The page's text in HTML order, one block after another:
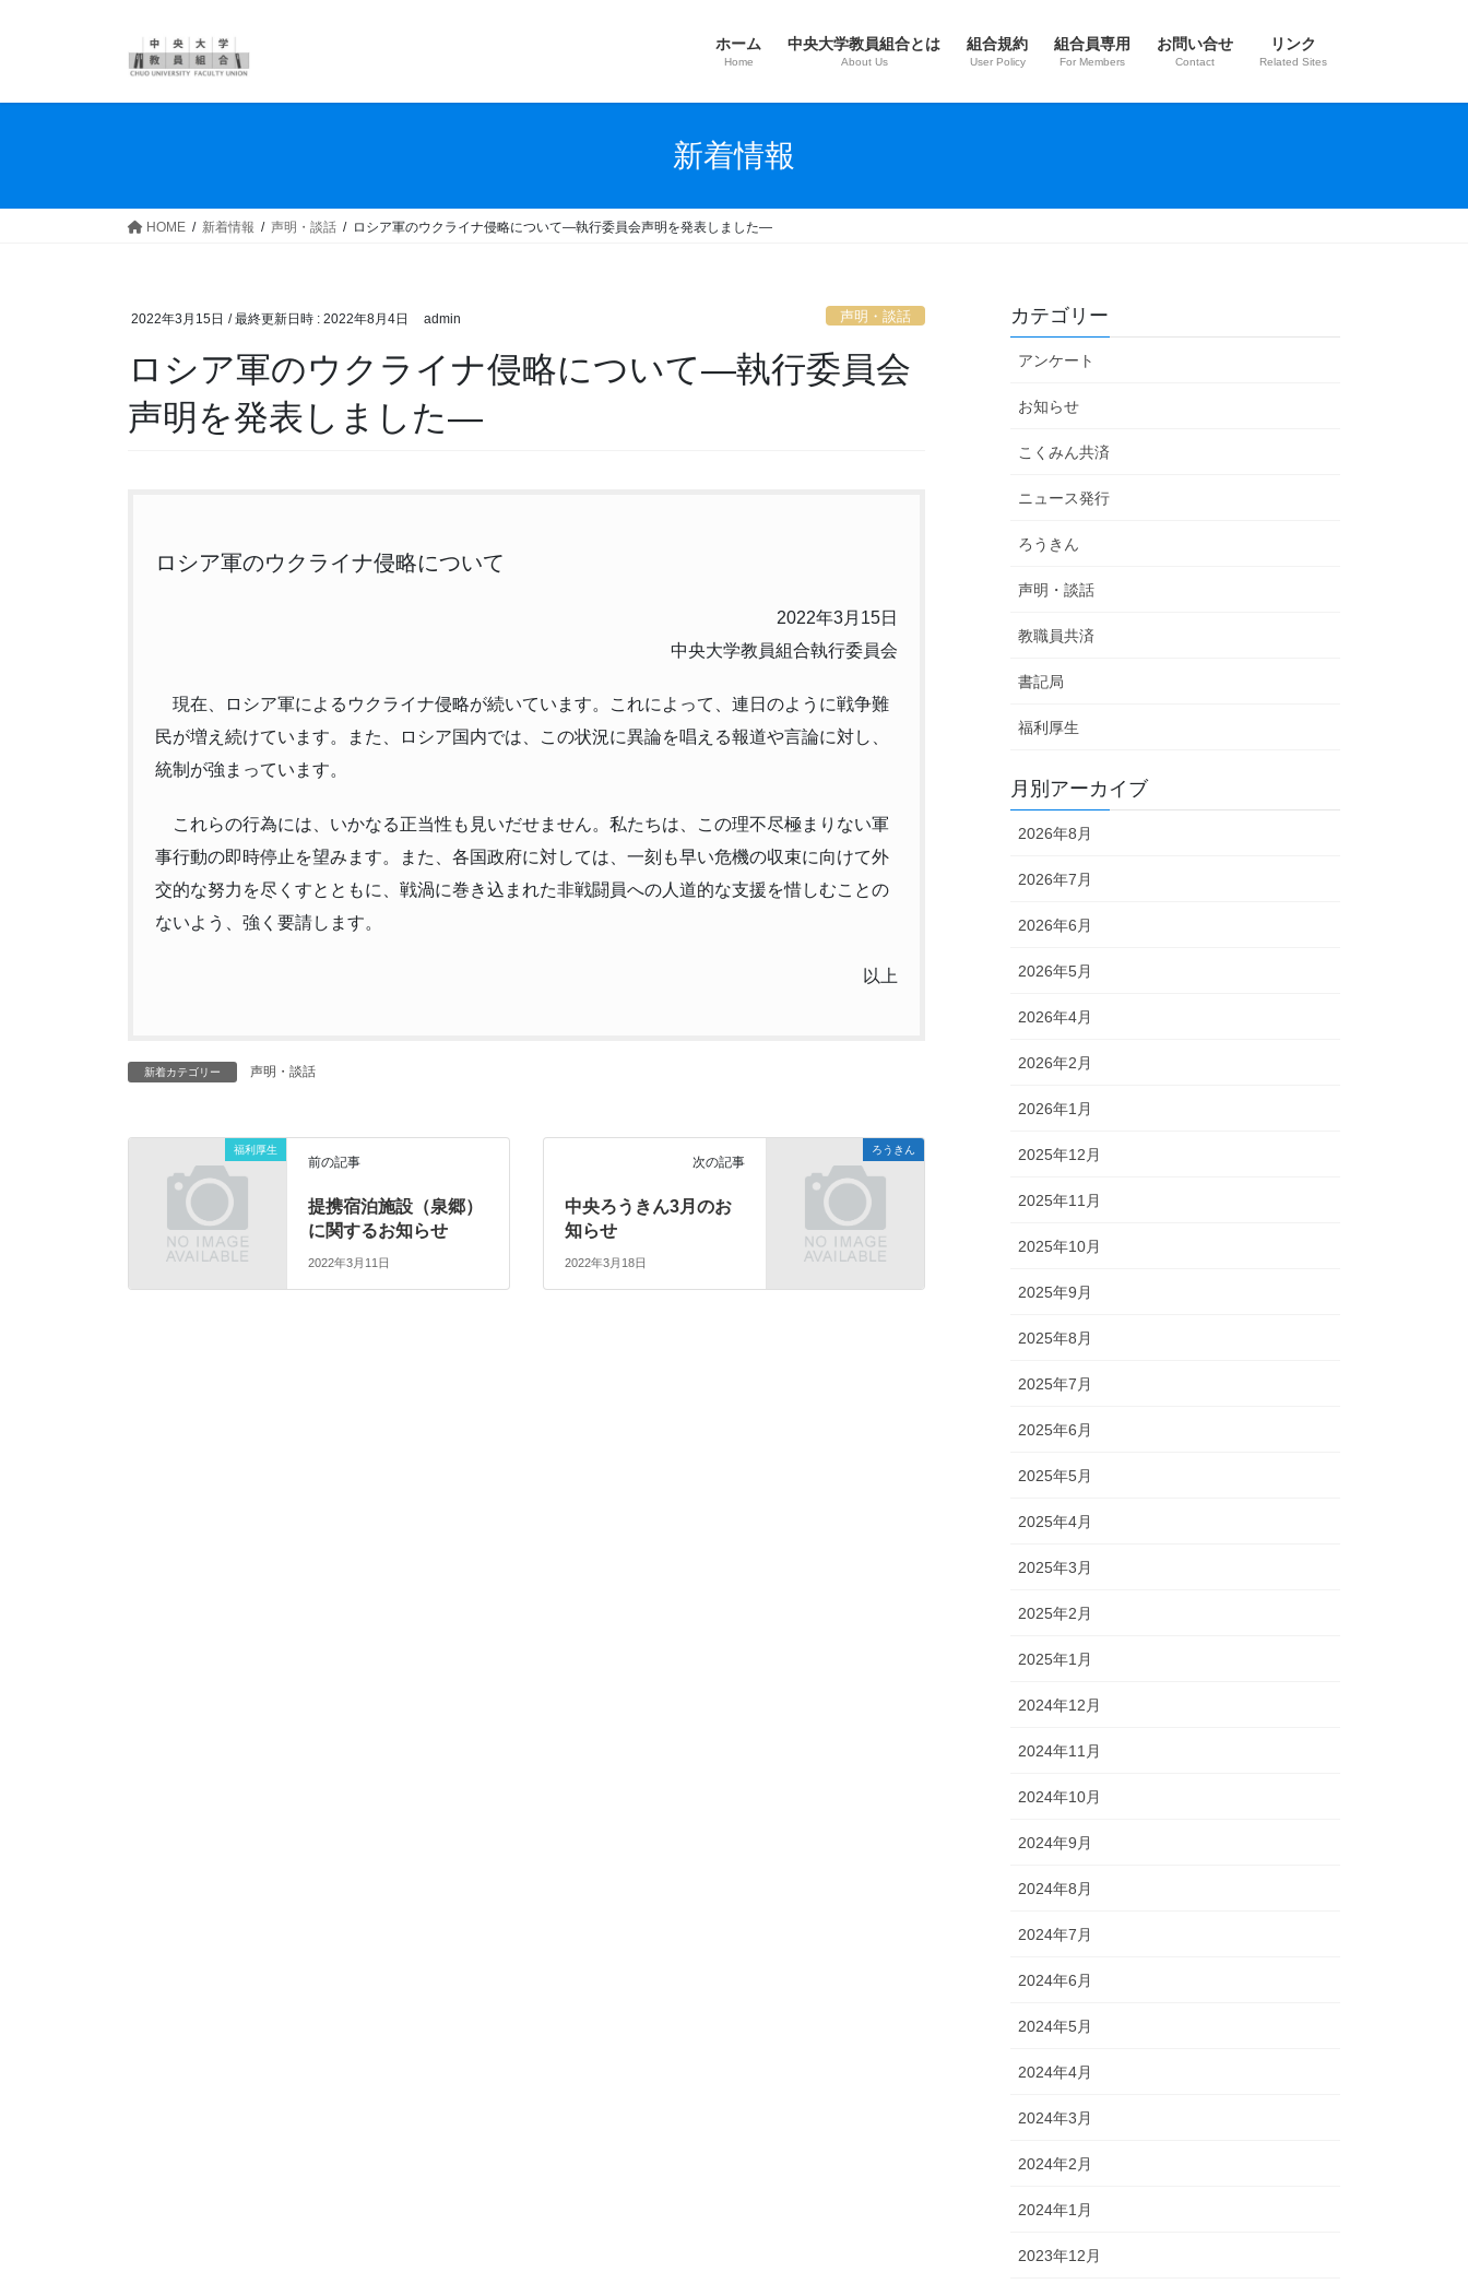
ホーム
Home
中央大学教員組合とは
About Us
組合規約
User Policy
組合員専用
For Members
お問い合せ
Contact
リンク
Related Sites
新着情報
HOME 新着情報 声明・談話 ロシア軍のウクライナ侵略について―執行委員会声明を発表しました―
2022年3月15日 / 最終更新日時 : 2022年8月4日 admin 声明・談話
ロシア軍のウクライナ侵略について―執行委員会
声明を発表しました―
ロシア軍のウクライナ侵略について
2022年3月15日
中央大学教員組合執行委員会
現在、ロシア軍によるウクライナ侵略が続いています。これによって、連日のように戦争難
民が増え続けています。また、ロシア国内では、この状況に異論を唱える報道や言論に対し、
統制が強まっています。
これらの行為には、いかなる正当性も見いだせません。私たちは、この理不尽極まりない軍
事行動の即時停止を望みます。また、各国政府に対しては、一刻も早い危機の収束に向けて外
交的な努力を尽くすとともに、戦渦に巻き込まれた非戦闘員への人道的な支援を惜しむことの
ないよう、強く要請します。
以上
新着カテゴリー 声明・談話
福利厚生
前の記事
提携宿泊施設（泉郷）
に関するお知らせ
2022年3月11日
ろうきん
次の記事
中央ろうきん3月のお
知らせ
2022年3月18日
カテゴリー
アンケート
お知らせ
こくみん共済
ニュース発行
ろうきん
声明・談話
教職員共済
書記局
福利厚生
月別アーカイブ
2026年8月
2026年7月
2026年6月
2026年5月
2026年4月
2026年2月
2026年1月
2025年12月
2025年11月
2025年10月
2025年9月
2025年8月
2025年7月
2025年6月
2025年5月
2025年4月
2025年3月
2025年2月
2025年1月
2024年12月
2024年11月
2024年10月
2024年9月
2024年8月
2024年7月
2024年6月
2024年5月
2024年4月
2024年3月
2024年2月
2024年1月
2023年12月